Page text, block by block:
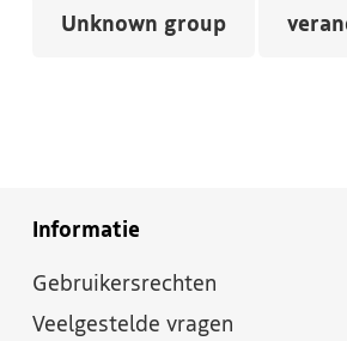
Unknown group
Informatie
Gebruikersrechten
Veelgestelde vragen